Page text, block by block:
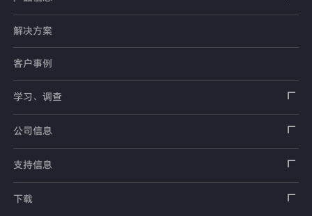
应变片
传感器
载荷传感器
加速度传感器
压力传感器
土木用传感器
载荷传感器
土压计
汽车用传感器
安全带拉力传感器
测量器
软件
解决方案
客户事例
学习、调查
应变片
传感器
测量仪器
公司信息
销售网络
公司概况
支持信息
安全数据表（SDS）
下载